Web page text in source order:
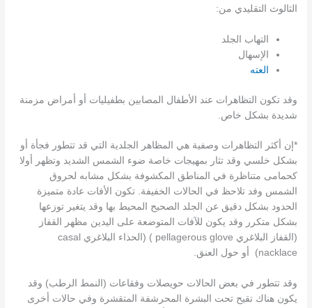
الثالوث التقليدي من:
التهاب الجلد
الإسهال
العته
وقد تكون التظاهرات عند الأطفال المصابين بطفيليات أو أمراض مزمنة
شديدة بشكل خاص.
*إن أكثر التظاهرات وصفية هي المظاهر الجلدية التي قد تتطور فجأة أو
بشكل خلسي وقد تثار بمهيجات خاصة ضوء الشمس الشديد وتظهر أولا
كحمامى متناظرة في المناطق المكشوفة بشكل مشابه لحروق
الشمس وفد تلاحظ في الحالات الخفيفة. تكون الأفات عادة متميزة
الحدود بشكل دقيق عن الجلد الصحيح المحيط بها وقد يتغير توزعها
بشكل متكرر وقد يكون للآفات المتوضعة على اليدين مظهر القفاز
(القفاز البلاغري pellagerous glove ) (الحذاء البلاغري casal
nacklace) أو حول العنق.
وقد تتطور في بعض الحالات حويصلات وفقاعات (النمط الرطب) وقد
يكون هناك تقيح تحت البشرة المحرشفة المتقشرة وفي حالات أخرى